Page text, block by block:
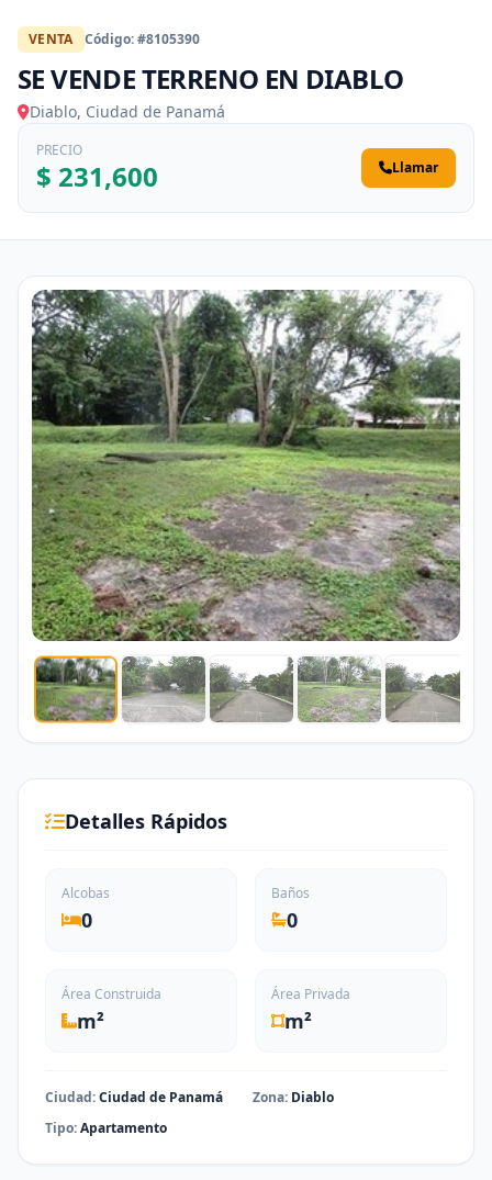
VENTA Código: #8105390
SE VENDE TERRENO EN DIABLO
Diablo, Ciudad de Panamá
PRECIO
$ 231,600 Llamar
Detalles Rápidos
Alcobas
0
Baños
0
Área Construida
m²
Área Privada
m²
Ciudad:Ciudad de Panamá Zona: Diablo
Tipo:Apartamento